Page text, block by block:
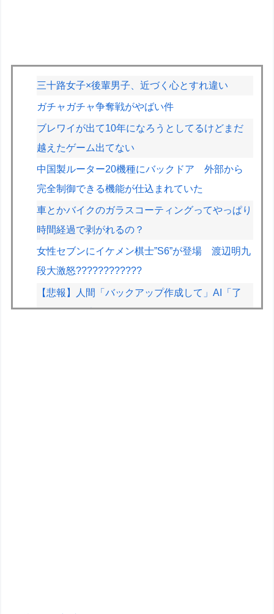
三十路女子×後輩男子、近づく心とすれ違い
ガチャガチャ争奪戦がやばい件
ブレワイが出て10年になろうとしてるけどまだ
越えたゲーム出てない
中国製ルーター20機種にバックドア 外部から
完全制御できる機能が仕込まれていた
車とかバイクのガラスコーティングってやっぱり
時間経過で剥がれるの？
女性セブンにイケメン棋士”S6”が登場 渡辺明九
段大激怒????????????
【悲報】人間「バックアップ作成して」AI「了
解。あ、間違えちゃったｗ」→シャレにならない